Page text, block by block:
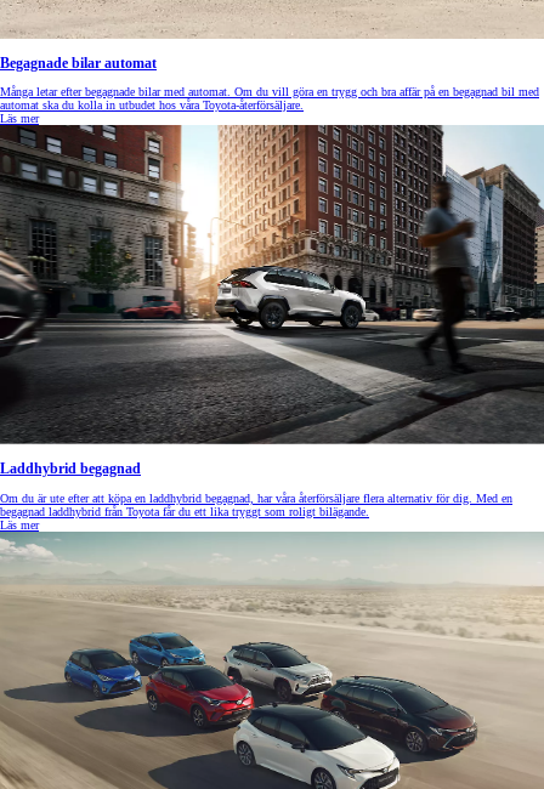
Begagnade bilar automat
Många letar efter begagnade bilar med automat. Om du vill göra en trygg och bra affär på en begagnad bil med
automat ska du kolla in utbudet hos våra Toyota-återförsäljare.
Läs mer
Laddhybrid begagnad
Om du är ute efter att köpa en laddhybrid begagnad, har våra återförsäljare flera alternativ för dig. Med en
begagnad laddhybrid från Toyota får du ett lika tryggt som roligt bilägande.
Läs mer